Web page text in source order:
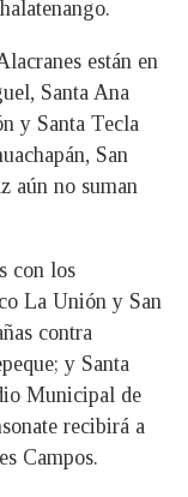
están en
Santa Ana
y Santa Tecla
San
aún no suman
con los
La Unión y San
contra
y Santa
Municipal de
recibirá a
Campos.